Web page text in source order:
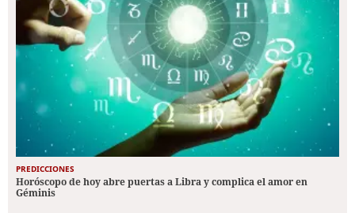
PREDICCIONES
Horóscopo de hoy abre puertas a Libra y complica el amor en
Géminis